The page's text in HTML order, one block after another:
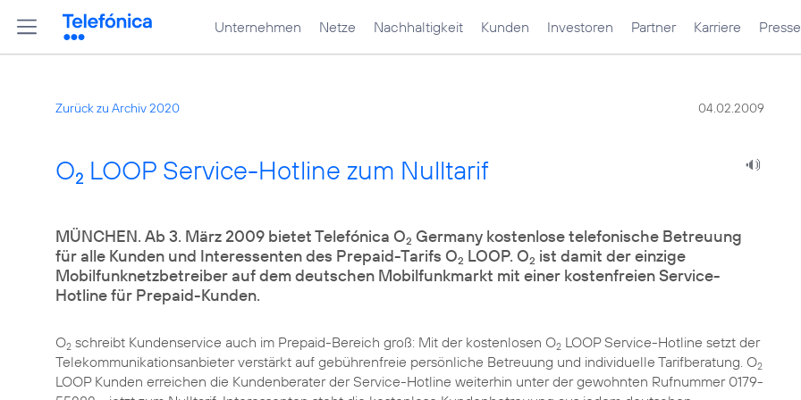
Unternehmen Netze Nachhaltigkeit Kunden Investoren Partner Karriere Presse
Zurück zu Archiv 2020 04.02.2009
O2 LOOP Service-Hotline zum Nulltarif
MÜNCHEN. Ab 3. März 2009 bietet Telefónica O2 Germany kostenlose telefonische Betreuung
für alle Kunden und Interessenten des Prepaid-Tarifs O2 LOOP. O2 ist damit der einzige
Mobilfunknetzbetreiber auf dem deutschen Mobilfunkmarkt mit einer kostenfreien Service-
Hotline für Prepaid-Kunden.
O2 schreibt Kundenservice auch im Prepaid-Bereich groß: Mit der kostenlosen O2 LOOP Service-Hotline setzt der
Telekommunikationsanbieter verstärkt auf gebührenfreie persönliche Betreuung und individuelle Tarifberatung. O2
LOOP Kunden erreichen die Kundenberater der Service-Hotline weiterhin unter der gewohnten Rufnummer 0179-